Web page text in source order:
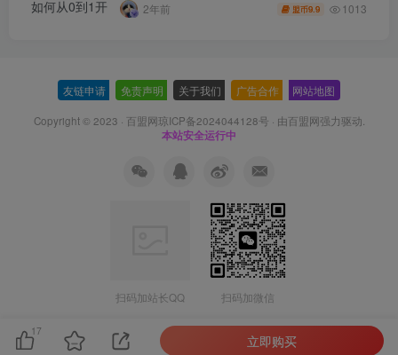
2年前 盟币9.9 1013
友链申请 免责声明 关于我们 广告合作 网站地图
Copyright © 2023 · 百盟网琼ICP备2024044128号 · 由百盟网强力驱动.
本站安全运行中
扫码加站长QQ 扫码加微信
17
立即购买